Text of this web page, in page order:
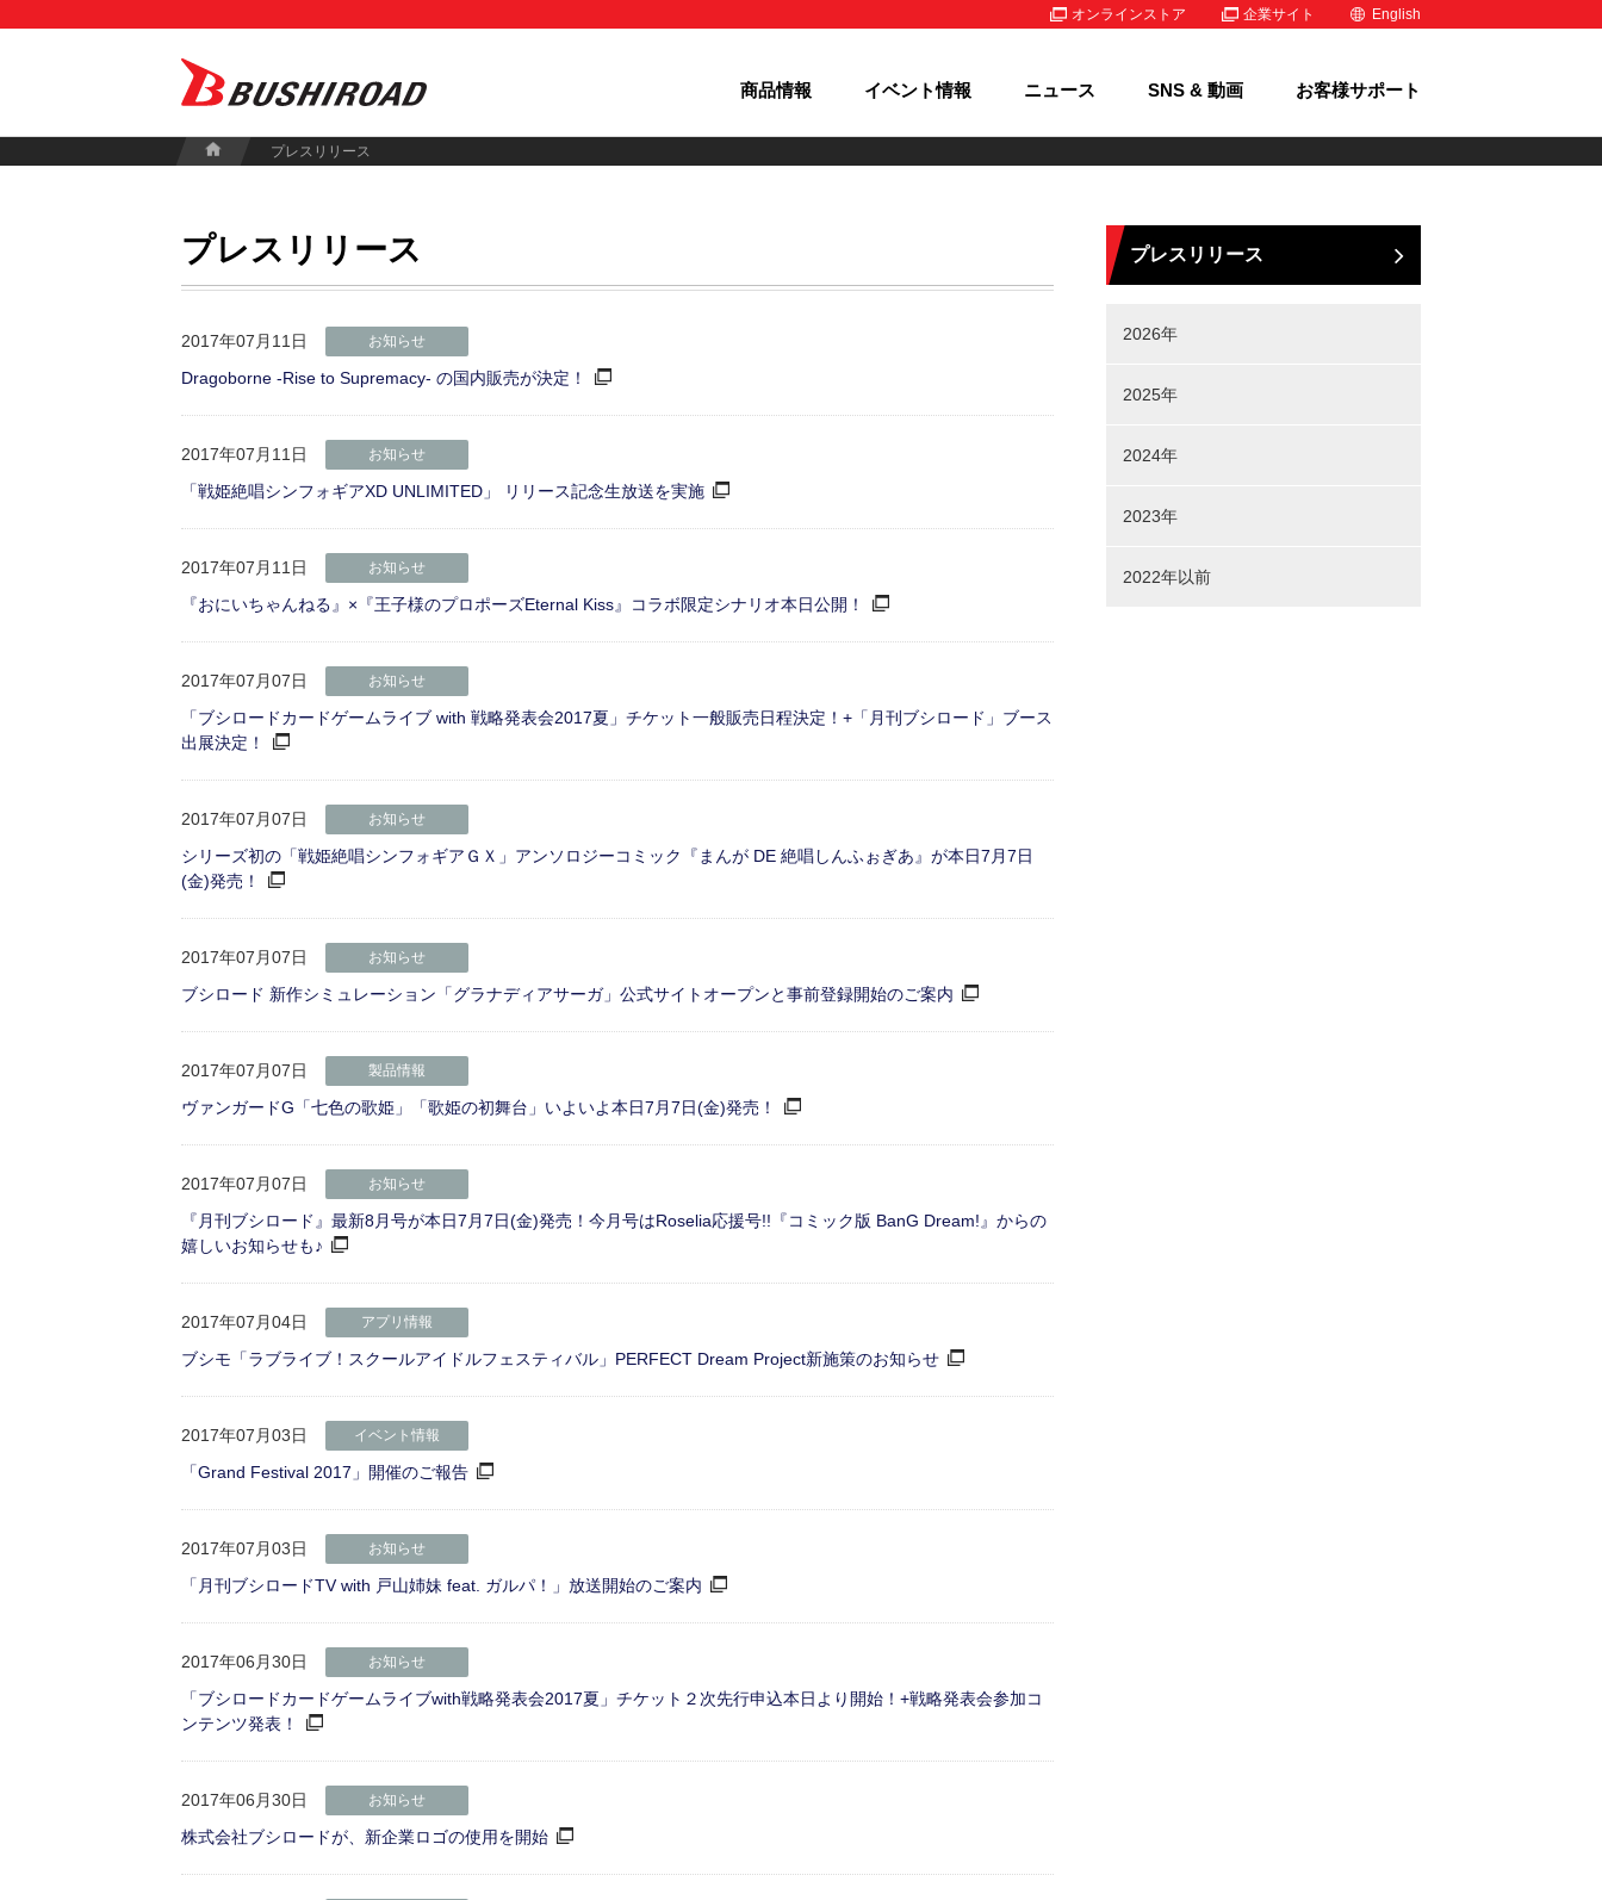
オンラインストア 企業サイト English
商品情報 イベント情報 ニュース SNS & 動画 お客様サポート
プレスリリース
プレスリリース
2017年07月11日 お知らせ
Dragoborne -Rise to Supremacy- の国内販売が決定！
2017年07月11日 お知らせ
「戦姫絶唱シンフォギアXD UNLIMITED」 リリース記念生放送を実施
2017年07月11日 お知らせ
『おにいちゃんねる』×『王子様のプロポーズEternal Kiss』コラボ限定シナリオ本日公開！
2017年07月07日 お知らせ
「ブシロードカードゲームライブ with 戦略発表会2017夏」チケット一般販売日程決定！+「月刊ブシロード」ブース
出展決定！
2017年07月07日 お知らせ
シリーズ初の「戦姫絶唱シンフォギアＧＸ」アンソロジーコミック『まんが DE 絶唱しんふぉぎあ』が本日7月7日
(金)発売！
2017年07月07日 お知らせ
ブシロード 新作シミュレーション「グラナディアサーガ」公式サイトオープンと事前登録開始のご案内
2017年07月07日 製品情報
ヴァンガードG「七色の歌姫」「歌姫の初舞台」いよいよ本日7月7日(金)発売！
2017年07月07日 お知らせ
『月刊ブシロード』最新8月号が本日7月7日(金)発売！今月号はRoselia応援号!!『コミック版 BanG Dream!』からの
嬉しいお知らせも♪
2017年07月04日 アプリ情報
ブシモ「ラブライブ！スクールアイドルフェスティバル」PERFECT Dream Project新施策のお知らせ
2017年07月03日 イベント情報
「Grand Festival 2017」開催のご報告
2017年07月03日 お知らせ
「月刊ブシロードTV with 戸山姉妹 feat. ガルパ！」放送開始のご案内
2017年06月30日 お知らせ
「ブシロードカードゲームライブwith戦略発表会2017夏」チケット２次先行申込本日より開始！+戦略発表会参加コ
ンテンツ発表！
2017年06月30日 お知らせ
株式会社ブシロードが、新企業ロゴの使用を開始
プレスリリース
2026年
2025年
2024年
2023年
2022年以前